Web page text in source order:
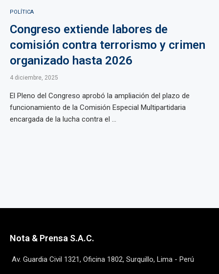
POLÍTICA
Congreso extiende labores de
comisión contra terrorismo y crimen
organizado hasta 2026
4 diciembre, 2025
El Pleno del Congreso aprobó la ampliación del plazo de
funcionamiento de la Comisión Especial Multipartidaria
encargada de la lucha contra el ...
Nota & Prensa S.A.C.
Av. Guardia Civil 1321, Oficina 1802, Surquillo, Lima - Perú